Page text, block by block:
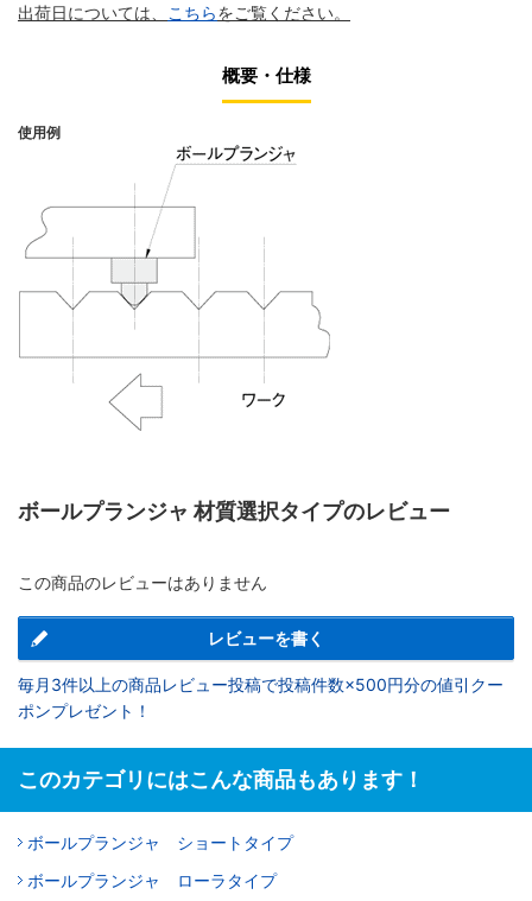
出荷日については、 こちらをご覧ください。
概要・仕様
使用例
ボールプランジャ 材質選択タイプのレビュー
この商品のレビューはありません
レビューを書く
毎月3件以上の商品レビュー投稿で投稿件数×500円分の値引クー
ポンプレゼント！
このカテゴリにはこんな商品もあります！
ボールプランジャ ショートタイプ
ボールプランジャ ローラタイプ